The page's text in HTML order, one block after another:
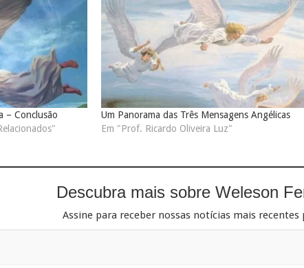
– Conclusão
Um Panorama das Três Mensagens Angélicas
Em "Prof. Ricardo Oliveira Luz"
Descubra mais sobre Weleson
Assine para receber nossas notícias mais recentes